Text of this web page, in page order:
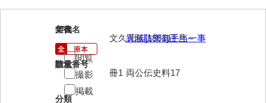
17
文書名
異賊防禦御手当一事
請求番号
両公伝史料17
分類
年代
文久元年[1861]正月～
数量
冊1
閲覧
撮影
掲載